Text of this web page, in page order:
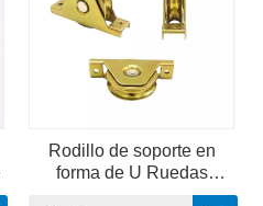
Rodillo de soporte en
forma de U Ruedas
rígidas de alta resistencia